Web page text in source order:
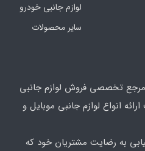
لوازم جانبی خودرو
سایر محصولات
تخصصی فروش لوازم جانبی
از سال 99 با هدف ارائه انواع لوازم جانبی موبایل و
به رضایت مشتریان خود که